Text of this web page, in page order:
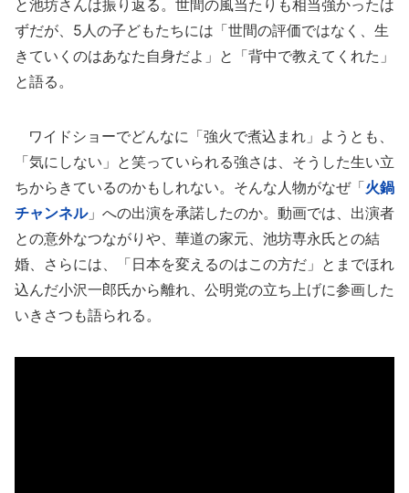
と池坊さんは振り返る。世間の風当たりも相当強かったは
ずだが、5人の子どもたちには「世間の評価ではなく、生
きていくのはあなた自身だよ」と「背中で教えてくれた」
と語る。
ワイドショーでどんなに「強火で煮込まれ」ようとも、
「気にしない」と笑っていられる強さは、そうした生い立
ちからきているのかもしれない。そんな人物がなぜ「火鍋
チャンネル」への出演を承諾したのか。動画では、出演者
との意外なつながりや、華道の家元、池坊専永氏との結
婚、さらには、「日本を変えるのはこの方だ」とまでほれ
込んだ小沢一郎氏から離れ、公明党の立ち上げに参画した
いきさつも語られる。